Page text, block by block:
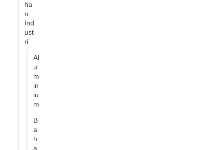
ha
n
Ind
ust
ri
Al
u
m
in
iu
m
B
a
h
a